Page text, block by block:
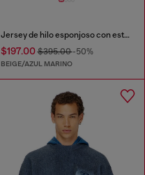
Jersey de hilo esponjoso con estampado abstracto
$197.00$395.00-50%
BEIGE/AZUL MARINO